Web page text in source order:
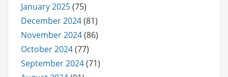
January 2025(75)
December 2024(81)
November 2024(86)
October 2024(77)
September 2024(71)